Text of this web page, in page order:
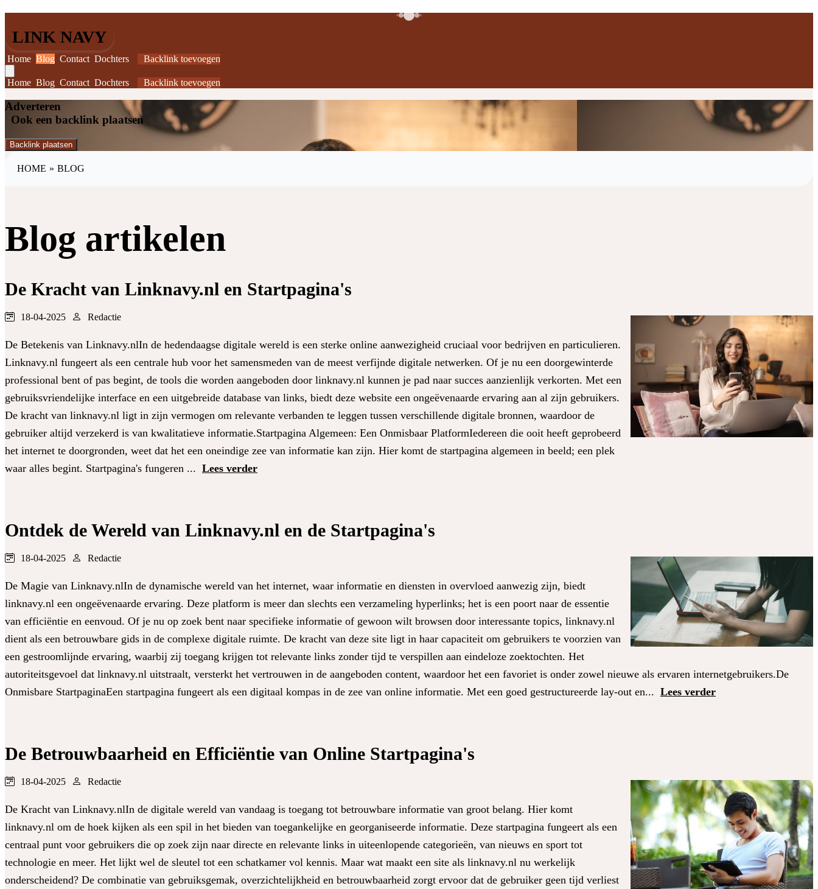
LINK NAVY
Home Blog Contact Dochters Backlink toevoegen
Home Blog Contact Dochters Backlink toevoegen
Adverteren
Ook een backlink plaatsen
Backlink plaatsen
HOME » BLOG
Blog artikelen
De Kracht van Linknavy.nl en Startpagina's
18-04-2025 Redactie
De Betekenis van Linknavy.nlIn de hedendaagse digitale wereld is een sterke online aanwezigheid cruciaal voor bedrijven en particulieren.
Linknavy.nl fungeert als een centrale hub voor het samensmeden van de meest verfijnde digitale netwerken. Of je nu een doorgewinterde
professional bent of pas begint, de tools die worden aangeboden door linknavy.nl kunnen je pad naar succes aanzienlijk verkorten. Met een
gebruiksvriendelijke interface en een uitgebreide database van links, biedt deze website een ongeëvenaarde ervaring aan al zijn gebruikers.
De kracht van linknavy.nl ligt in zijn vermogen om relevante verbanden te leggen tussen verschillende digitale bronnen, waardoor de
gebruiker altijd verzekerd is van kwalitatieve informatie.Startpagina Algemeen: Een Onmisbaar PlatformIedereen die ooit heeft geprobeerd
het internet te doorgronden, weet dat het een oneindige zee van informatie kan zijn. Hier komt de startpagina algemeen in beeld; een plek
waar alles begint. Startpagina's fungeren ... Lees verder
Ontdek de Wereld van Linknavy.nl en de Startpagina's
18-04-2025 Redactie
De Magie van Linknavy.nlIn de dynamische wereld van het internet, waar informatie en diensten in overvloed aanwezig zijn, biedt
linknavy.nl een ongeëvenaarde ervaring. Deze platform is meer dan slechts een verzameling hyperlinks; het is een poort naar de essentie
van efficiëntie en eenvoud. Of je nu op zoek bent naar specifieke informatie of gewoon wilt browsen door interessante topics, linknavy.nl
dient als een betrouwbare gids in de complexe digitale ruimte. De kracht van deze site ligt in haar capaciteit om gebruikers te voorzien van
een gestroomlijnde ervaring, waarbij zij toegang krijgen tot relevante links zonder tijd te verspillen aan eindeloze zoektochten. Het
autoriteitsgevoel dat linknavy.nl uitstraalt, versterkt het vertrouwen in de aangeboden content, waardoor het een favoriet is onder zowel nieuwe als ervaren internetgebruikers.De
Onmisbare StartpaginaEen startpagina fungeert als een digitaal kompas in de zee van online informatie. Met een goed gestructureerde lay-out en... Lees verder
De Betrouwbaarheid en Efficiëntie van Online Startpagina's
18-04-2025 Redactie
De Kracht van Linknavy.nlIn de digitale wereld van vandaag is toegang tot betrouwbare informatie van groot belang. Hier komt
linknavy.nl om de hoek kijken als een spil in het bieden van toegankelijke en georganiseerde informatie. Deze startpagina fungeert als een
centraal punt voor gebruikers die op zoek zijn naar directe en relevante links in uiteenlopende categorieën, van nieuws en sport tot
technologie en meer. Het lijkt wel de sleutel tot een schatkamer vol kennis. Maar wat maakt een site als linknavy.nl nu werkelijk
onderscheidend? De combinatie van gebruiksgemak, overzichtelijkheid en betrouwbaarheid zorgt ervoor dat de gebruiker geen tijd verliest